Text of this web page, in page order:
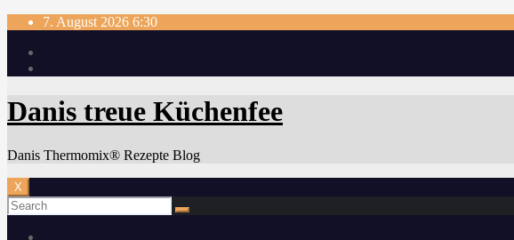
Skip
content
7. August 2026 6:30
Danis treue Küchenfee
Danis Thermomix® Rezepte Blog
X